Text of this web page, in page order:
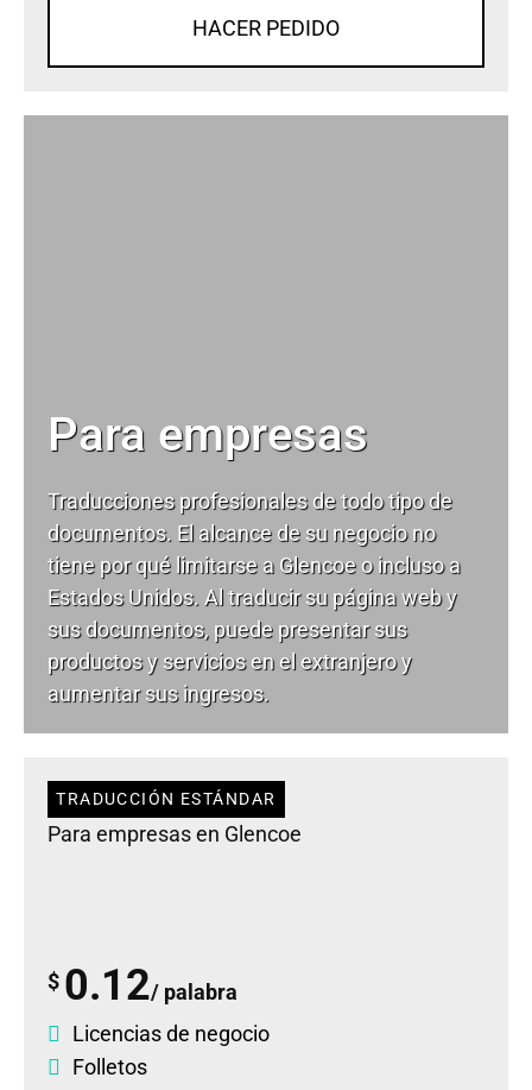
HACER PEDIDO
Para empresas
Traducciones profesionales de todo tipo de
documentos. El alcance de su negocio no
tiene por qué limitarse a Glencoe o incluso a
Estados Unidos. Al traducir su página web y
sus documentos, puede presentar sus
productos y servicios en el extranjero y
aumentar sus ingresos.
TRADUCCIÓN ESTÁNDAR
Para empresas en Glencoe
$ 0.12/ palabra
Licencias de negocio
Folletos